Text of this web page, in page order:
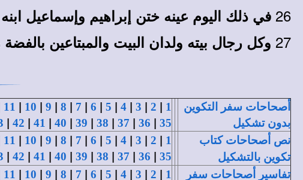
26 في ذلك اليوم عينه ختن إبراهيم وإسماعيل ابنه
27 وكل رجال بيته ولدان البيت والمبتاعين
أصحاحات سفر التكوين
بدون تشكيل
1
|
2
|
3
|
4
|
5
|
6
|
7
|
8
|
9
|
10
|
11
35
|
36
|
37
|
38
|
39
|
40
|
41
|
42
|
نص أصحاحات كتاب
تكوين بالتشكيل
1
|
2
|
3
|
4
|
5
|
6
|
7
|
8
|
9
|
10
|
11
35
|
36
|
37
|
38
|
39
|
40
|
41
|
42
|
تفاسير أصحاحات سفر
1
|
2
|
3
|
4
|
5
|
6
|
7
|
8
|
9
|
10
|
11